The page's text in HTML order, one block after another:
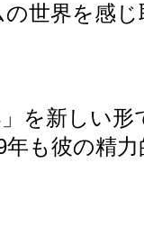
世界を感
を新しい形
も彼の精